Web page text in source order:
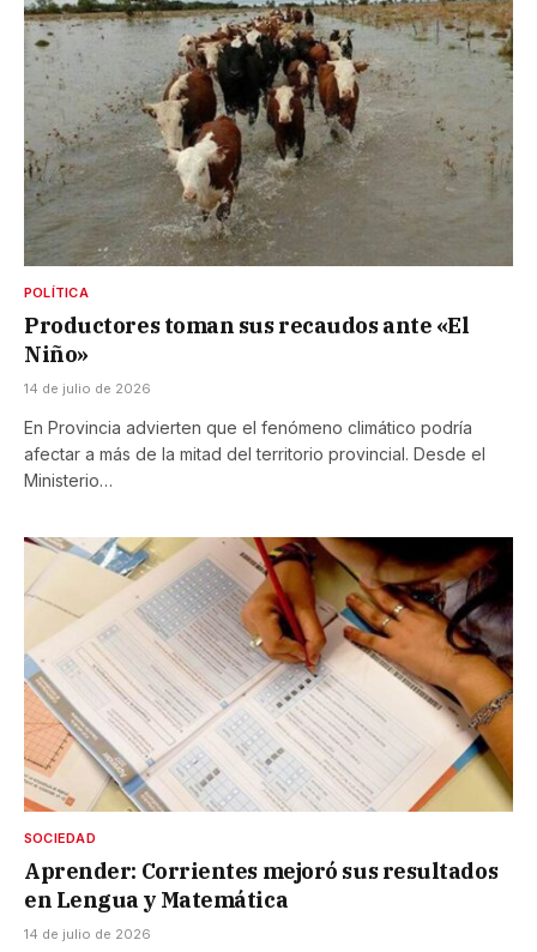
POLÍTICA
Productores toman sus recaudos ante «El
Niño»
14 de julio de 2026
En Provincia advierten que el fenómeno climático podría
afectar a más de la mitad del territorio provincial. Desde el
Ministerio…
SOCIEDAD
Aprender: Corrientes mejoró sus resultados
en Lengua y Matemática
14 de julio de 2026